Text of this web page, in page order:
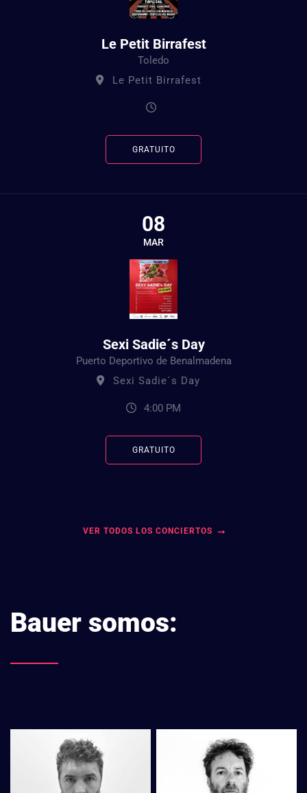
Le Petit Birrafest
Toledo
Le Petit Birrafest
GRATUITO
08
MAR
Sexi Sadie´s Day
Puerto Deportivo de Benalmadena
Sexi Sadie´s Day
4:00 PM
GRATUITO
VER TODOS LOS CONCIERTOS
Bauer somos: